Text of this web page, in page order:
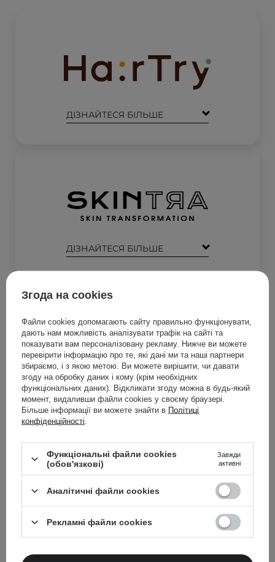
ДІЗНАЙТЕСЯ БІЛЬШЕ
ДІЗНАЙТЕСЯ БІЛЬШЕ
ДІЗНАЙТЕСЯ БІЛЬШЕ
Розсилка Cosibella
Підбірки для догляду, поради експертів,
новинки краси – отримуйте просто на свій
Згода на cookies
Файли cookies допомагають сайту правильно функціонувати,
дають нам можливість аналізувати трафік на сайті та
показувати вам персоналізовану рекламу. Нижче ви можете
перевірити інформацію про те, які дані ми та наші партнери
збираємо, і з якою метою. Ви можете вирішити, чи давати
згоду на обробку даних і кому (крім необхідних
функціональних даних). Відкликати згоду можна в будь-який
момент, видаливши файли cookies у своєму браузері.
Більше інформації ви можете знайти в Політиці
конфіденційності
Функціональні файли cookies
(обов'язкові)
Завжди
активні
Аналітичні файли cookies
Рекламні файли cookies